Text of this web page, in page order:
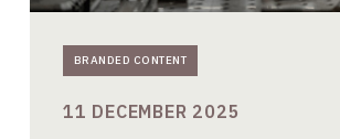
BRANDED CONTENT
11 DECEMBER 2025